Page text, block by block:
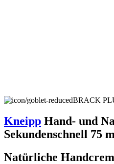
BRACK
Kneipp Hand- und
Sekundenschnell 75
Natürliche